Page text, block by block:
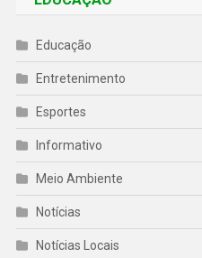
Educação
Entretenimento
Esportes
Informativo
Meio Ambiente
Notícias
Notícias Locais